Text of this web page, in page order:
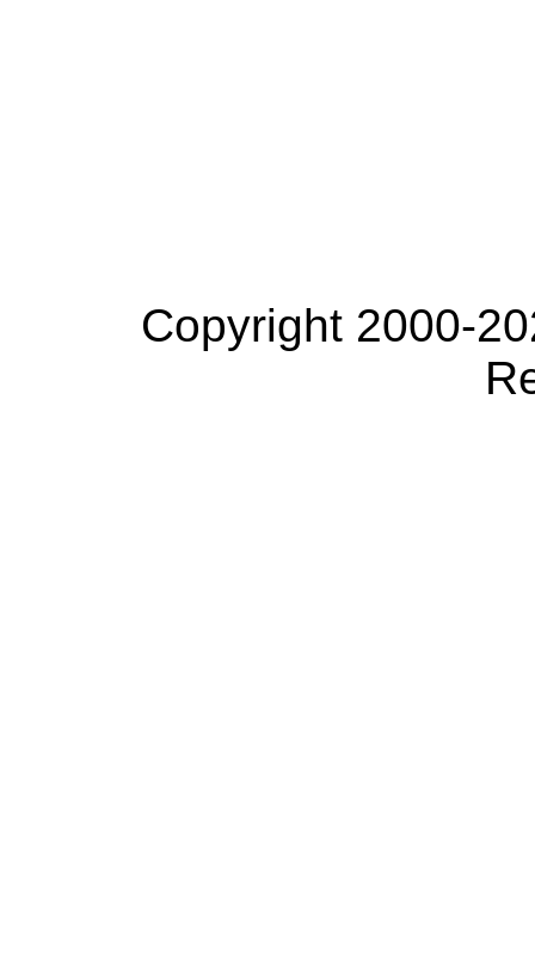
Copyright 2000-